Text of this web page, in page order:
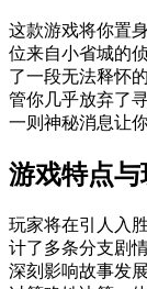
这款游戏将你置
位来自小省城的
了一段无法释怀
管你几乎放弃了
一则神秘消息让
游戏特点与
玩家将在引人入
计了多条分支剧
深刻影响故事发